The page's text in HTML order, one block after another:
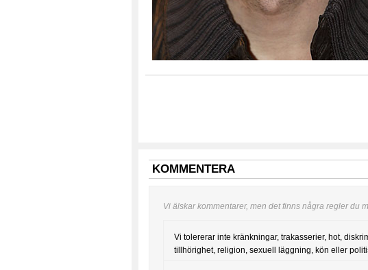
KOMMENTERA
Vi älskar kommentarer, men det finns några regler du
Vi tolererar inte kränkningar, trakasserier, hot,
tillhörighet, religion, sexuell läggning, kön eller